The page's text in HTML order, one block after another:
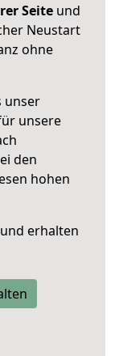
Seite und
Neustart
ohne
unser
unsere
den
hohen
erhalten